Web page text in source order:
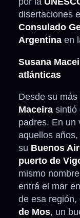
disertaciones
Consulado
Argentina en
Susana
atlánticas
Desde su
Maceira sintió
padres. En un
aquellos
su Buenos
puerto de
mismo
entrá el mar
de esa región,
de Mos, un